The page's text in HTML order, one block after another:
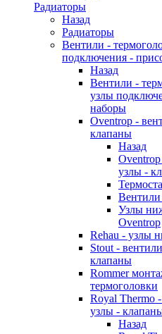
Радиаторы
Назад
Радиаторы
Вентили -
подключения -
Назад
Вентили -
узлы
наборы
Oventrop -
клапаны
Назад
узлы -
Узлы
Oventrop
Rehau - узлы
Stout -
клапаны
Rommer
термоголовки
Royal Thermo
узлы -
Назад